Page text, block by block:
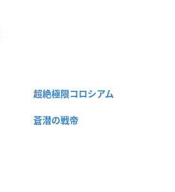
超絶極限コロシアム
蒼潜の戦帝